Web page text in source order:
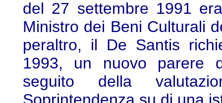
del 27 settembre 1991
Ministro dei Beni Culturali
peraltro, il De Santis
1993, un nuovo parere
seguito della